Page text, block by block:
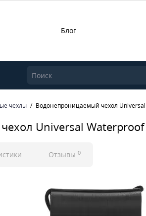
Блог
чехлы Водонепроницаемый чехол
Universal
Отзывы 0